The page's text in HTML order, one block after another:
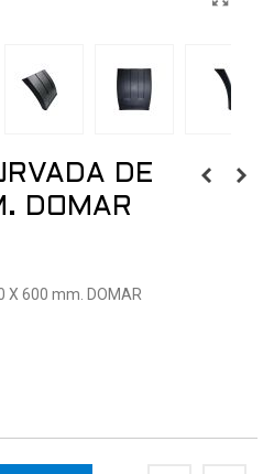
DE
DOMAR
X 600 mm. DOMAR